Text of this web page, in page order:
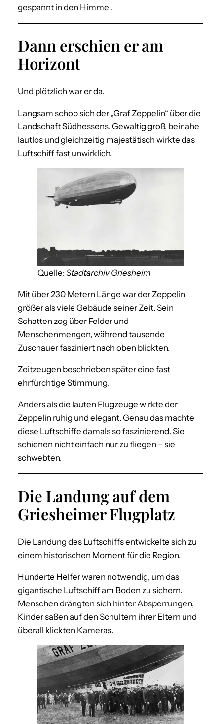
gespannt in den Himmel.
Dann erschien er am
Horizont
Und plötzlich war er da.
Langsam schob sich der „Graf Zeppelin“ über die
Landschaft Südhessens. Gewaltig groß, beinahe
lautlos und gleichzeitig majestätisch wirkte das
Luftschiff fast unwirklich.
Quelle: Stadtarchiv Griesheim
Mit über 230 Metern Länge war der Zeppelin
größer als viele Gebäude seiner Zeit. Sein
Schatten zog über Felder und
Menschenmengen, während tausende
Zuschauer fasziniert nach oben blickten.
Zeitzeugen beschrieben später eine fast
ehrfürchtige Stimmung.
Anders als die lauten Flugzeuge wirkte der
Zeppelin ruhig und elegant. Genau das machte
diese Luftschiffe damals so faszinierend. Sie
schienen nicht einfach nur zu fliegen – sie
schwebten.
Die Landung auf dem
Griesheimer Flugplatz
Die Landung des Luftschiffs entwickelte sich zu
einem historischen Moment für die Region.
Hunderte Helfer waren notwendig, um das
gigantische Luftschiff am Boden zu sichern.
Menschen drängten sich hinter Absperrungen,
Kinder saßen auf den Schultern ihrer Eltern und
überall klickten Kameras.